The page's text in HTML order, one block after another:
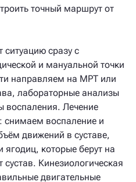
точный маршрут от
ситуацию сразу с
и мануальной точки
направляем на МРТ или
лабораторные анализы
воспаления. Лечение
снимаем воспаление и
движений в суставе,
которые берут на
Кинезиологическая
двигательные